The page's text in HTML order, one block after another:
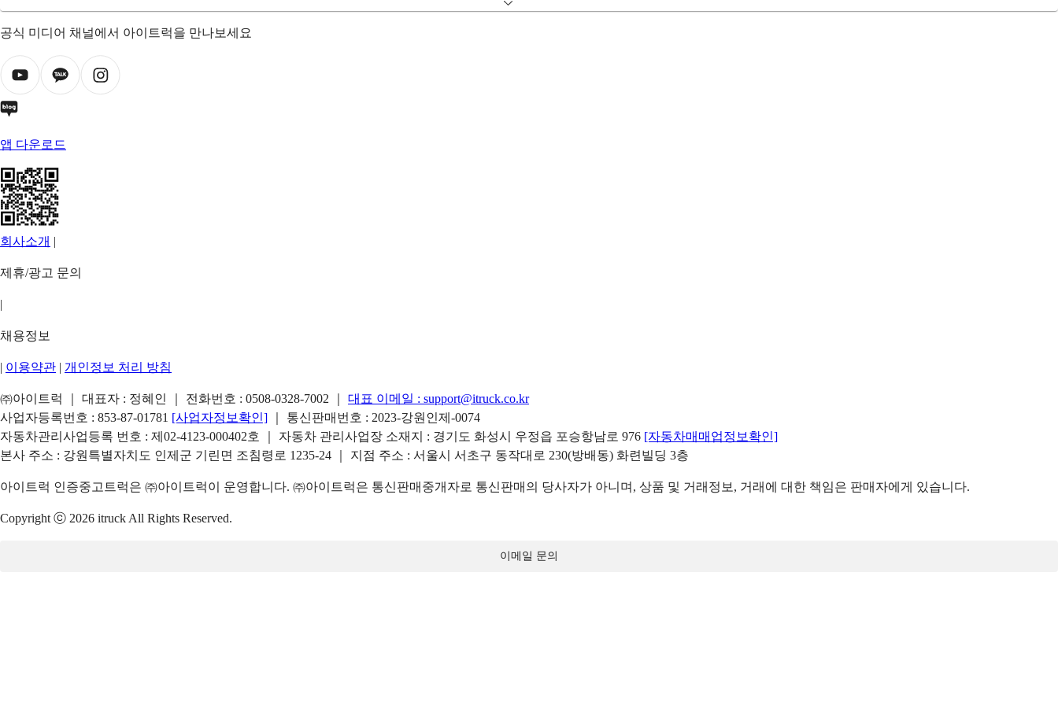
공식 미디어 채널에서 아이트럭을 만나보세요
앱 다운로드
회사소개 |
제휴/광고 문의
|
채용정보
| 이용약관 | 개인정보 처리 방침
㈜아이트럭 ｜ 대표자 : 정혜인 ｜ 전화번호 : 0508-0328-7002 대표 이메일 : support@itruck.co.kr
사업자등록번호 : 853-87-01781 [사업자정보확인]
｜ 통신판매번호 : 2023-강원인제-0074
자동차관리사업등록 번호 : 제02-4123-000402호 ｜ 자동차 관리사업장 소재지 : 경기도 화성시 우정읍 포승항남로 976 [자동차매매업정보확인]
본사 주소 : 강원특별자치도 인제군 기린면 조침령로 1235-24 ｜ 지점 주소 : 서울시 서초구 동작대로 230(방배동) 화련빌딩 3층
아이트럭 인증중고트럭은 ㈜아이트럭이 운영합니다. ㈜아이트럭은 통신판매중개자로 통신판매의 당사자가 아니며, 상품 및 거래정보, 거래에 대한 책임은 판매자에게 있습니다.
Copyright ⓒ 2026 itruck All Rights Reserved.
이메일 문의